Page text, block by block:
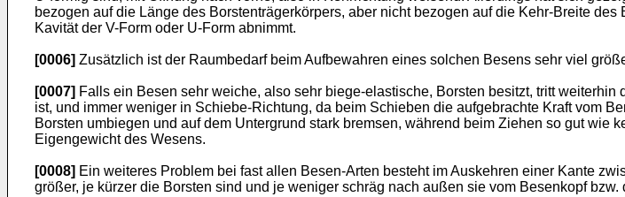
bezogen auf die Länge des Borstenträgerkörpers, aber nicht bezogen auf die Kehr-Breite
Kavität der V-Form oder U-Form abnimmt.
[0006] Zusätzlich ist der Raumbedarf beim Aufbewahren eines solchen Besens sehr viel
[0007] Falls ein Besen sehr weiche, also sehr biege-elastische, Borsten besitzt, tritt
ist, und immer weniger in Schiebe-Richtung, da beim Schieben die aufgebrachte Kraft vom
Borsten umbiegen und auf dem Untergrund stark bremsen, während beim Ziehen so gut
Eigengewicht des Wesens.
[0008] Ein weiteres Problem bei fast allen Besen-Arten besteht im Auskehren einer Kante
größer, je kürzer die Borsten sind und je weniger schräg nach außen sie vom Besenkopf